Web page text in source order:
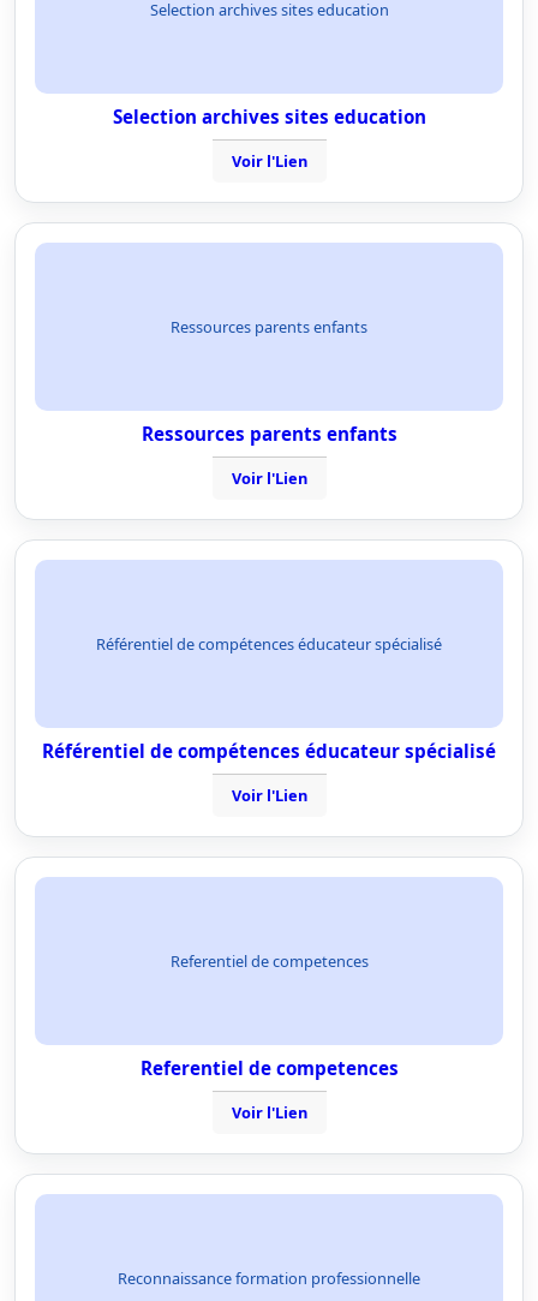
Selection archives sites education
Selection archives sites education
Voir l'Lien
Ressources parents enfants
Ressources parents enfants
Voir l'Lien
Référentiel de compétences éducateur spécialisé
Référentiel de compétences éducateur spécialisé
Voir l'Lien
Referentiel de competences
Referentiel de competences
Voir l'Lien
Reconnaissance formation professionnelle